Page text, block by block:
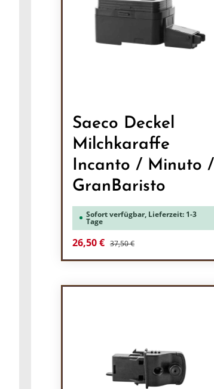
Saeco Deckel
Milchkaraffe
Incanto / Minuto /
GranBaristo
Sofort verfügbar, Lieferzeit: 1-3
Tage
Verkaufspreis:
26,50 € 37,50 €